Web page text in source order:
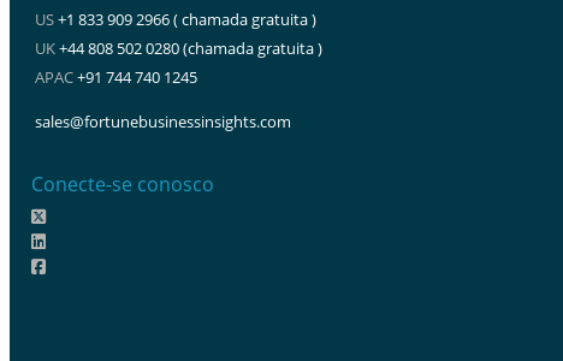
US+1 833 909 2966 ( chamada gratuita )
UK+44 808 502 0280 (chamada gratuita )
APAC+91 744 740 1245
sales@fortunebusinessinsights.com
Conecte-se conosco